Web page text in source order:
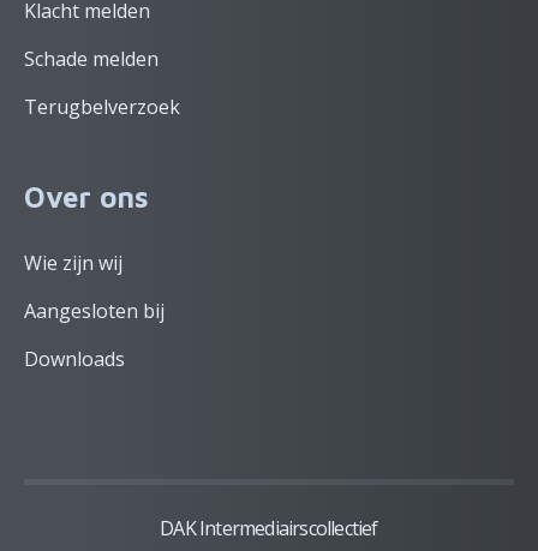
Klacht melden
Schade melden
Terugbelverzoek
Over ons
Wie zijn wij
Aangesloten bij
Downloads
DAK Intermediairscollectief